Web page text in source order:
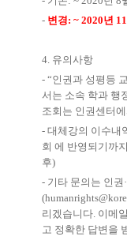
- 변경: ~ 2020년 11
4. 유의사항
- “인권과 성평등
서는 소속 학과 행
조회는 인권센터
- 대체강의 이수내
회 에 반영되기까
후)
- 기타 문의는 인권 ·
리겠습니다 이메
고 정확한 답변을